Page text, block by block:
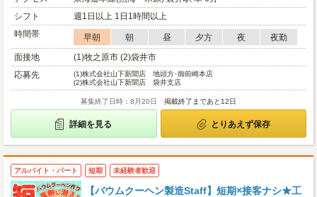
シフト
週1日以上 1日1時間以上
時間帯
早朝 朝 昼 夕方 夜
夜勤
面接地
(1)牧之原市 (2)袋井市
応募先
(1)株式会社山下新聞店 地頭方･御前崎本店
(2)株式会社山下新聞店 袋井支店
募集終了日時：8月20日 掲載終了まであと12日
詳細を見る とりあえず保存
アルバイト・パート 短期 未経験者歓迎
【バウムクーヘン製造Staff】短期×接客ナシ★工